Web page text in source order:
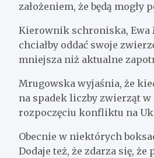
założeniem, że będą
Kierownik schroniska, Ewa
chciałby oddać swoje
mniejsza niż aktualne
Mrugowska wyjaśnia, że
na spadek liczby zwierząt
rozpoczęciu konfliktu na
Obecnie w niektórych
Dodaje też, że zdarza się,